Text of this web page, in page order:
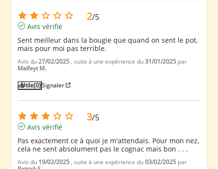
2/5
Avis vérifié
Sent meilleur dans la bougie que quand on sent le pot,
mais pour moi pas terrible.
Avis du27/02/2025 , suite à une expérience du31/01/2025 par
Malfeyt M.
Utile(0)Signaler
3/5
Avis vérifié
Pas exactement ce à quoi je m'attendais. Pour mon nez,
cela ne sent absolument pas le cognac mais bon . . .
Avis du 19/02/2025 , suite à une expérience du03/02/2025 par